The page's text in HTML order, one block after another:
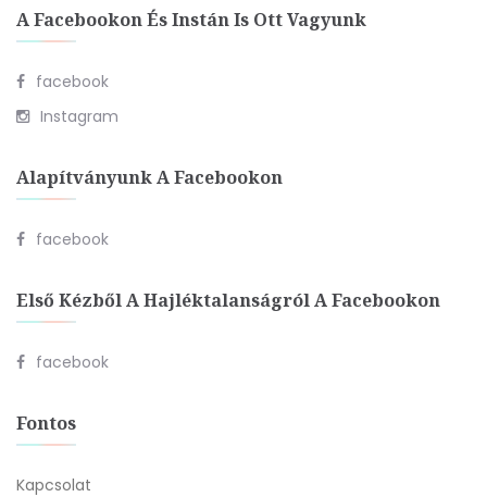
A Facebookon És Instán Is Ott Vagyunk
facebook
Instagram
Alapítványunk A Facebookon
facebook
Első Kézből A Hajléktalanságról A Facebookon
facebook
Fontos
Kapcsolat